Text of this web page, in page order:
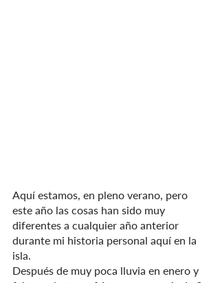
Aquí estamos, en pleno verano, pero
este año las cosas han sido muy
diferentes a cualquier año anterior
durante mi historia personal aquí en la
isla.
Después de muy poca lluvia en enero y